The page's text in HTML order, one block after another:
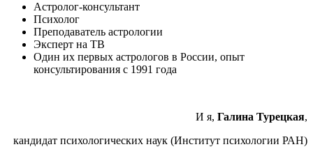
Астролог-консультант
Психолог
Преподаватель астрологии
Эксперт на ТВ
Один их первых астрологов в России, опыт
консультирования с 1991 года
И я, Галина Турецкая,
кандидат психологических наук (Институт психологии РАН)